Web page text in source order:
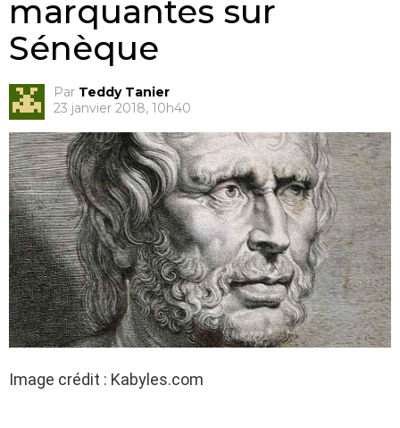
marquantes sur
Sénèque
Par Teddy Tanier
23 janvier 2018, 10h40
Image crédit : Kabyles.com